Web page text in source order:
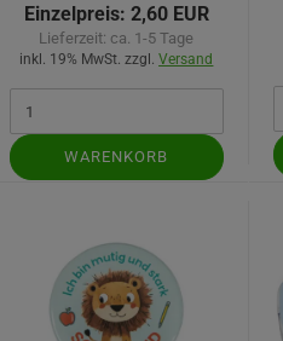
Einzelpreis: 2,60 EUR
Lieferzeit: ca. 1-5 Tage
inkl. 19% MwSt. zzgl.Versand
WARENKORB